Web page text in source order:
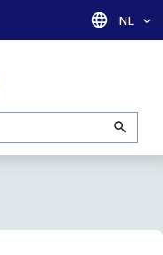
Taal
NL